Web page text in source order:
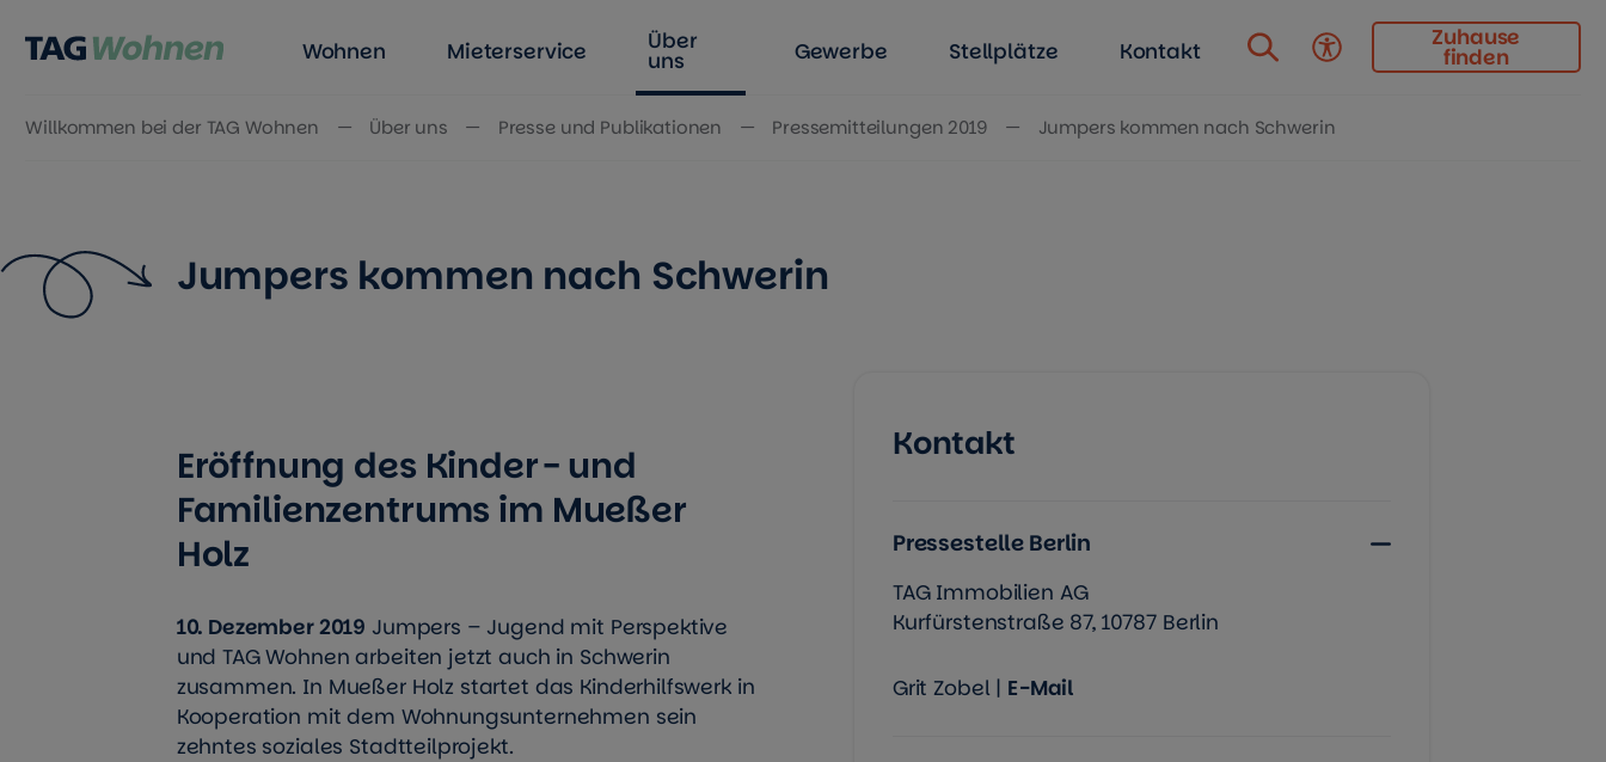
Zum Inhalt springen
Wohnen Mieterservice Über
uns Gewerbe Stellplätze Kontakt Barrierefreiheit
Zuhause
finden
Willkommen bei der TAG Wohnen Über uns Presse und Publikationen Pressemitteilungen 2019 Jumpers kommen nach Schwerin
Jumpers kommen nach Schwerin
Eröffnung des Kinder- und
Familienzentrums im Mueßer
Holz
10. Dezember 2019 Jumpers – Jugend mit Perspektive
und TAG Wohnen arbeiten jetzt auch in Schwerin
zusammen. In Mueßer Holz startet das Kinderhilfswerk in
Kooperation mit dem Wohnungsunternehmen sein
zehntes soziales Stadtteilprojekt.
Kontakt
Pressestelle Berlin
TAG Immobilien AG
Kurfürstenstraße 87, 10787 Berlin
Grit Zobel | E-Mail